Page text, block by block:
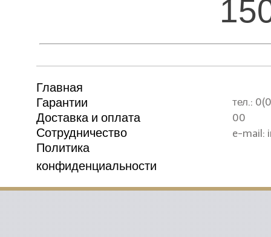
Главная
Гарантии
Доставка и оплата
Сотрудничество
Политика
конфиденциальности
тел.:
00
e-mail: